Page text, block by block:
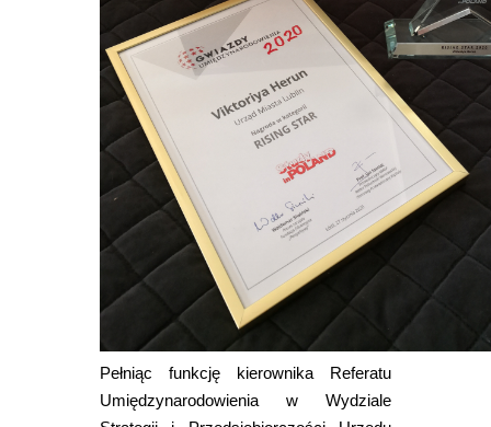
Pełniąc funkcję kierownika Referatu
Umiędzynarodowienia w Wydziale